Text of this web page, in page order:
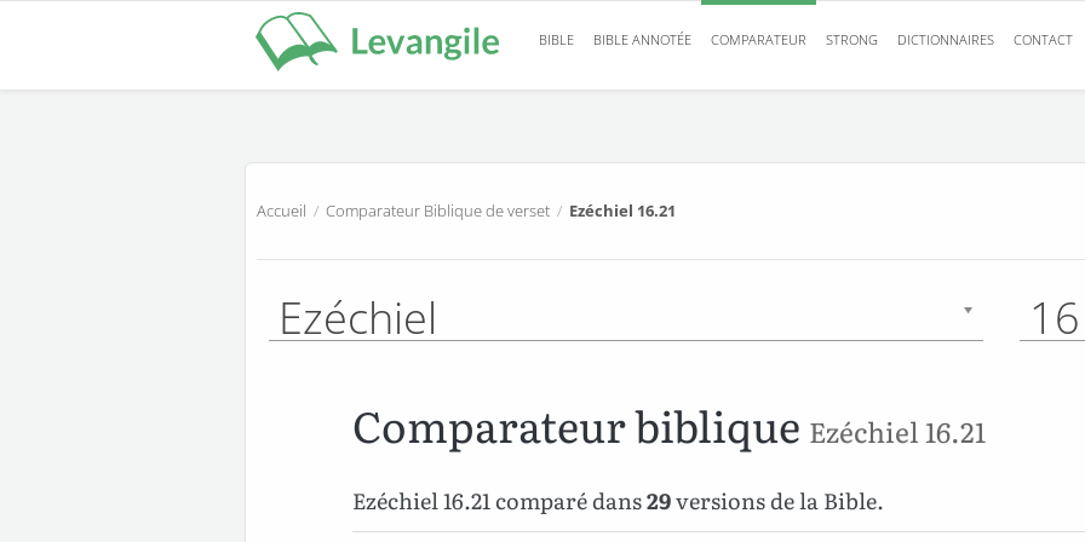
BIBLE BIBLE ANNOTÉE COMPARATEUR STRONG DICTIONNAIRES CONTACT
Accueil / Comparateur Biblique de verset / Ezéchiel 16.21
Ezéchiel 16
Comparateur biblique Ezéchiel 16.21
Ezéchiel 16.21 comparé dans29versions de la Bible.